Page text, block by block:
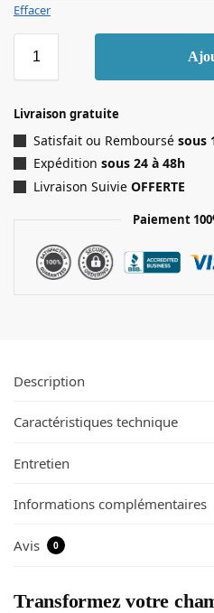
Effacer
Livraison gratuite
Satisfait ou Remboursé sous
Expédition sous 24 à 48h
Livraison Suivie OFFERTE
Paiement
Description
Caractéristiques technique
Entretien
Informations complémentaires
Avis 0
Transformez votre